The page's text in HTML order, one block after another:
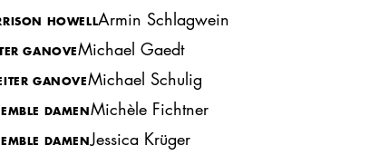
HOWELLArmin Schlagwein
GANOVEMichael Gaedt
GANOVEMichael Schulig
DAMENMichèle Fichtner
DAMENJessica Krüger